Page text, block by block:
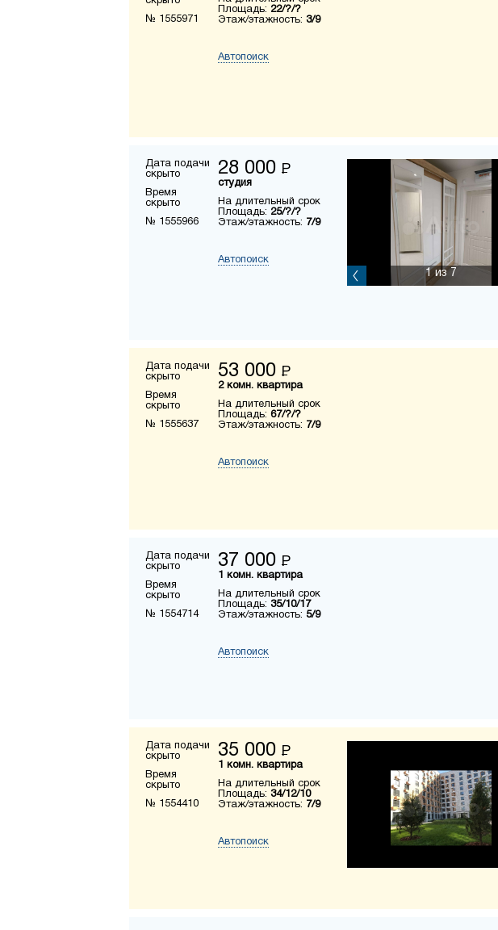
№ 1555971
Площадь: 22/?/?
Этаж/этажность: 3/9
Автопоиск
Дата подачи
скрыто
Время
скрыто
№ 1555966
28 000 Р
студия
На длительный срок
Площадь: 25/?/?
Этаж/этажность: 7/9
Автопоиск
1 из 7
Дата подачи
скрыто
Время
скрыто
№ 1555637
53 000 Р
2 комн. квартира
На длительный срок
Площадь: 67/?/?
Этаж/этажность: 7/9
Автопоиск
Дата подачи
скрыто
Время
скрыто
№ 1554714
37 000 Р
1 комн. квартира
На длительный срок
Площадь: 35/10/17
Этаж/этажность: 5/9
Автопоиск
Дата подачи
скрыто
Время
скрыто
№ 1554410
35 000 Р
1 комн. квартира
На длительный срок
Площадь: 34/12/10
Этаж/этажность: 7/9
Автопоиск